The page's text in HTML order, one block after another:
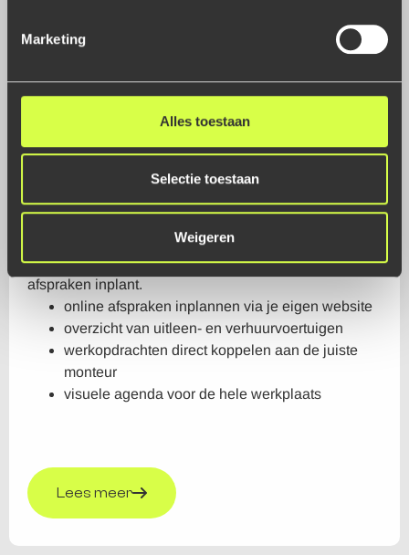
Marketing
Alles toestaan
Selectie toestaan
Weigeren
Lees meer
Planning
Planningzorg je ervoor dat je
overzichtelijk en eenvoudig werkopdrachten en
afspraken inplant.
online afspraken inplannen via je eigen website
overzicht van uitleen- en verhuurvoertuigen
werkopdrachten direct koppelen aan de juiste
monteur
visuele agenda voor de hele werkplaats
Lees meer